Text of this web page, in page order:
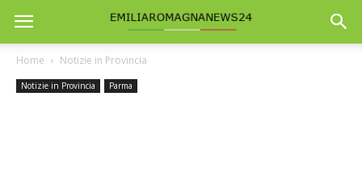
Home Notizie in Provincia
Notizie in Provincia Parma